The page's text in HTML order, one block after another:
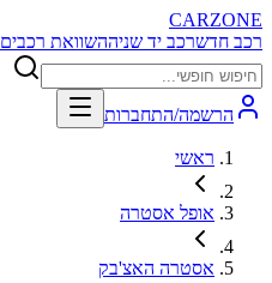
CARZONE
רכב חדשרכב יד שניההשוואת רכבים
הרשמה/התחברות
ראשי
אופל אסטרה
אסטרה האצ'בק